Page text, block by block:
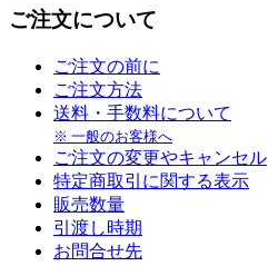
ご注文について
ご注文の前に
ご注文方法
送料・手数料について
※ 一般のお客様へ
ご注文の変更やキャンセル
特定商取引に関する表示
販売数量
引渡し時期
お問合せ先